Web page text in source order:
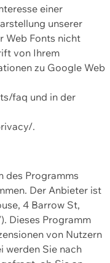
einer
unserer
Web Fonts nicht
von Ihrem
zu Google Web
faq und in der
.
des Programms
Der Anbieter ist
4 Barrow St,
Dieses Programm
von Nutzern
werden Sie nach